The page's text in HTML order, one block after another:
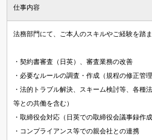
仕事内容
法務部門にて、ご本人のスキルやご経験を踏
・契約書審査（日英）、審査業務の改善
・必要なルールの調査・作成（規程の修正管理
・法的トラブル解決、スキーム検討等、各種
等との共働を含む）
・取締役会対応（日英での取締役会議事録作成
・コンプライアンス等での親会社との連携